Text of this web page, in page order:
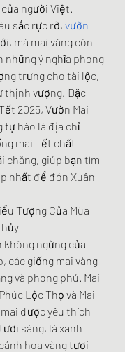
người Việt.
sắc rực rỡ, vườn
mà mai vàng còn
những ý nghĩa phong
trưng cho tài lộc,
thịnh vượng. Đặc
2025, Vườn Mai
tự hào là địa chỉ
mai Tết chất
chăng, giúp bạn tìm
nhất để đón Xuân
Tượng Của Mùa
ngừng của
các giống mai vàng
và phong phú. Mai
Lộc Thọ và Mai
mai được yêu thích
sáng, lá xanh
hoa vàng tươi